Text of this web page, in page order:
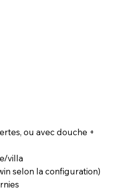
ou avec douche +
villa
selon la configuration)